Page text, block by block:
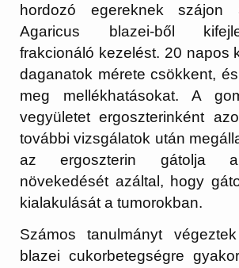
hordozó egereknek
Agaricus blazei-ből
frakcionáló kezelést. 20 napos
daganatok mérete csökkent,
meg mellékhatásokat. A
vegyületet ergoszterinként
további vizsgálatok után
az ergoszterin gátolja a
növekedését azáltal, hogy
kialakulását a tumorokban.
Számos tanulmányt
blazei cukorbetegségre